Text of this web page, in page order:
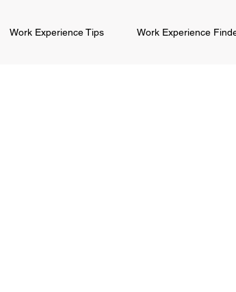
Work Experience Tips Work Experience